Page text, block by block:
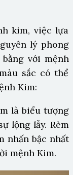
kim, việc lựa
lý phong
với mệnh
sắc có thể
Kim:
là biểu tượng
lộng lẫy. Rèm
nhấn bậc nhất
mệnh Kim.